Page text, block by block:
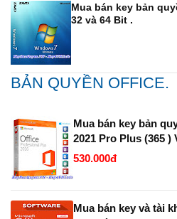
Mua bán key bản
32 và 64 Bit .
BẢN QUYỀN OFFICE.
Mua bán key bản
2021 Pro Plus (365 )
Bit.
530.000đ
Mua bán key và tài